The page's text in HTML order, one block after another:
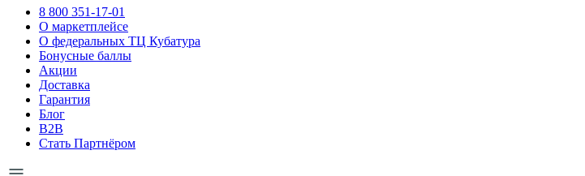
8 800 351-17-01
О маркетплейсе
О федеральных ТЦ Кубатура
Бонусные баллы
Акции
Доставка
Гарантия
Блог
B2B
Стать Партнёром